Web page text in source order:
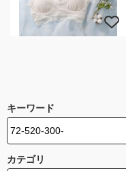
キーワード
カテゴリ